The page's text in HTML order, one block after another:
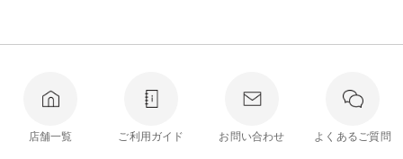
店舗一覧 ご利用ガイド お問い合わせ よくあるご質問